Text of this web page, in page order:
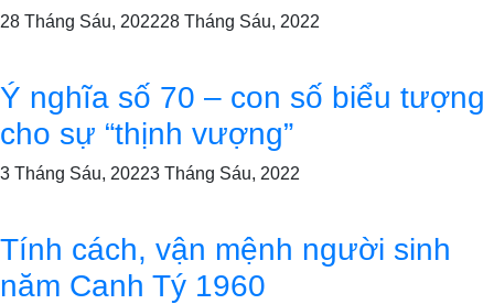
28 Tháng Sáu, 202228 Tháng Sáu, 2022
Ý nghĩa số 70 – con số biểu tượng
cho sự “thịnh vượng”
3 Tháng Sáu, 20223 Tháng Sáu, 2022
Tính cách, vận mệnh người sinh
năm Canh Tý 1960